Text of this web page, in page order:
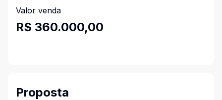
Valor venda
R$ 360.000,00
Proposta